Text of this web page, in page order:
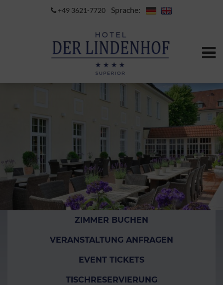
+49 3621-7720 Sprache:
ZIMMER BUCHEN
VERANSTALTUNG ANFRAGEN
EVENT TICKETS
TISCHRESERVIERUNG